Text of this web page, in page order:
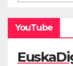
YouTube